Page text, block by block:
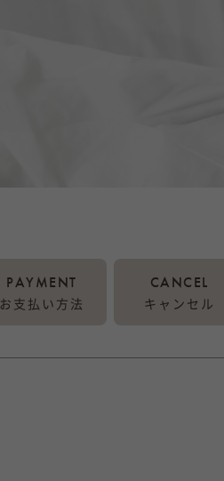
PAYMENT
お支払い方法
CANCEL
キャンセル